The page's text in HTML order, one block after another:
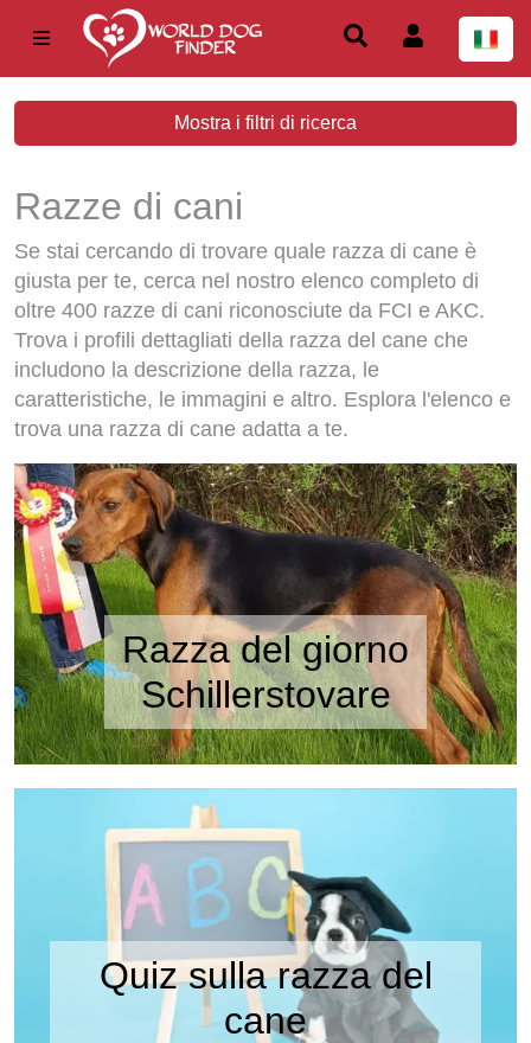
Mostra i filtri di ricerca
Razze di cani
Se stai cercando di trovare quale razza di cane è
giusta per te, cerca nel nostro elenco completo di
oltre 400 razze di cani riconosciute da FCI e AKC.
Trova i profili dettagliati della razza del cane che
includono la descrizione della razza, le
caratteristiche, le immagini e altro. Esplora l'elenco e
trova una razza di cane adatta a te.
Razza del giorno
Schillerstovare
Quiz sulla razza del
cane